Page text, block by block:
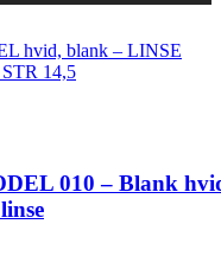
010 – Blank